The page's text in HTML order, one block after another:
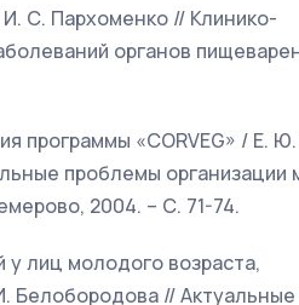
С. Пархоменко // Клинико-
органов
программы «CORVEG» / Е.
проблемы организации
2004. – С. 71-74.
лиц молодого возраста,
Белобородова //